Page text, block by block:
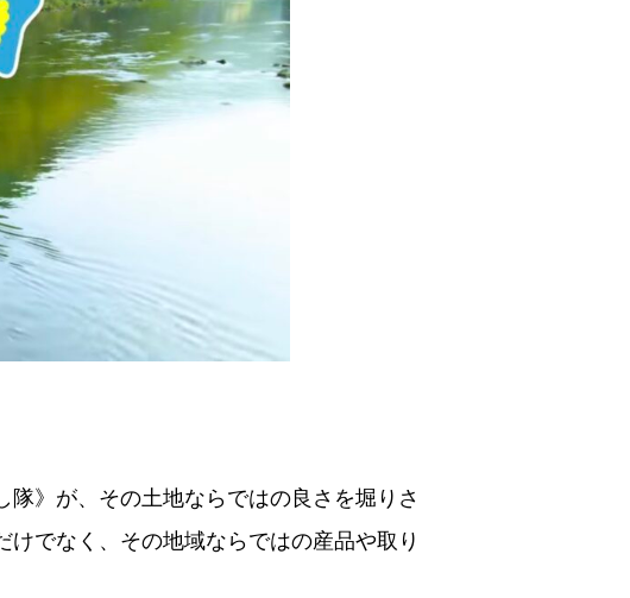
》が、その土地ならではの良さを堀りさ
でなく、その地域ならではの産品や取り